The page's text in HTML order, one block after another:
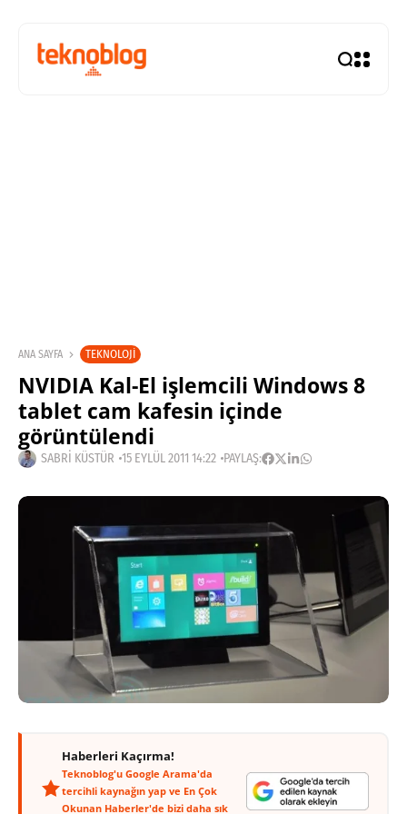
ANA SAYFA TEKNOLOJI
NVIDIA Kal-El işlemcili Windows 8
tablet cam kafesin içinde
görüntülendi
SABRI KÜSTÜR 15 EYLÜL 2011 14:22 PAYLAŞ:
Haberleri Kaçırma!
Teknoblog'u Google Arama'da
tercihli kaynağın yap ve En Çok
Okunan Haberler'de bizi daha sık